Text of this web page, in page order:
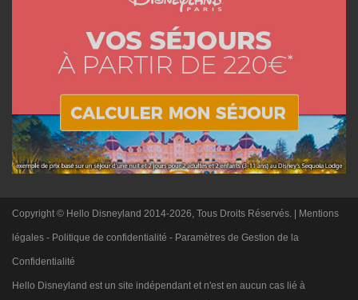
Copyright © Hello Disneyland 2014-2026, Tous Droits Réservés. | Mentions
légales - Politique de confidentialité - Paramètres de Gestion de la
Confidentialité
Hello Disneyland est un site indépendant et n'est en aucun cas lié à